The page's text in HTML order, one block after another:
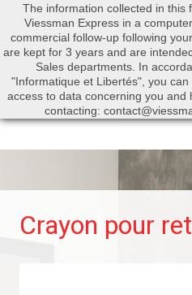

Crayon pour
The information collected in this
Viessman Express in a
commercial follow-up following
are kept for 3 years and are
Sales departments. In
"Informatique et Libertés", you
access to data concerning you and
contacting: